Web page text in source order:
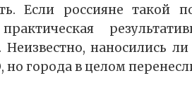
Если россияне такой
Неизвестно, наносились
города в целом